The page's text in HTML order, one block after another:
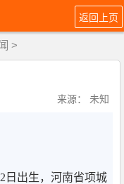
返回上页
>
来源： 未知
日出生，河南省项城